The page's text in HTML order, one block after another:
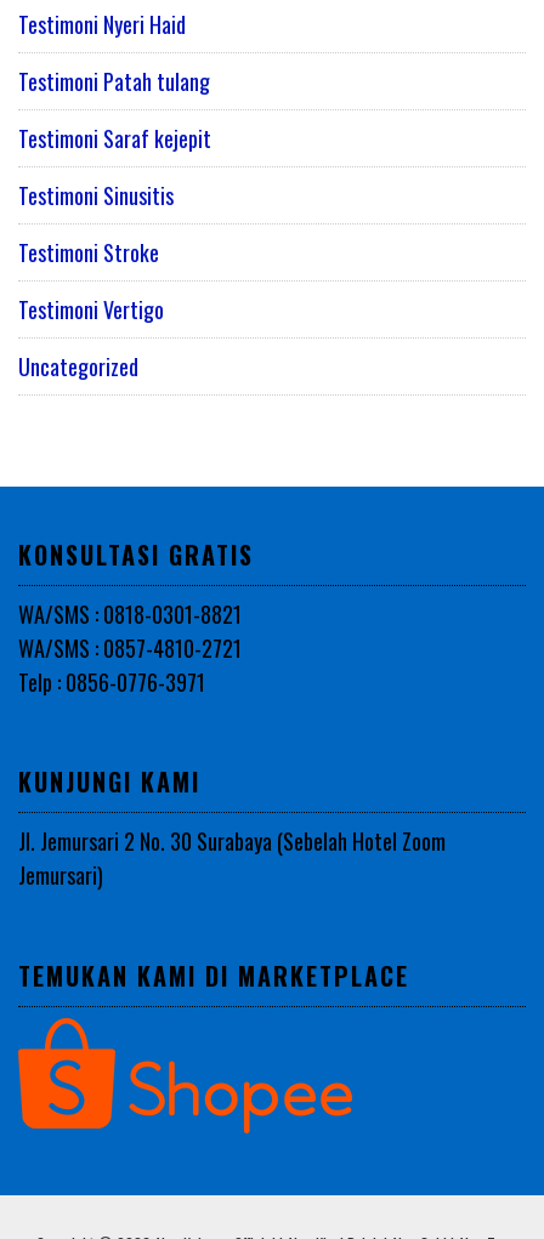
Testimoni Nyeri Haid
Testimoni Patah tulang
Testimoni Saraf kejepit
Testimoni Sinusitis
Testimoni Stroke
Testimoni Vertigo
Uncategorized
KONSULTASI GRATIS
WA/SMS : 0818-0301-8821
WA/SMS : 0857-4810-2721
Telp : 0856-0776-3971
KUNJUNGI KAMI
Jl. Jemursari 2 No. 30 Surabaya (Sebelah Hotel Zoom
Jemursari)
TEMUKAN KAMI DI MARKETPLACE